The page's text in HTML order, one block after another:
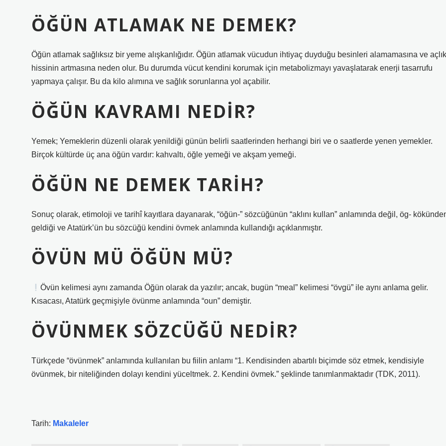
ÖĞÜN ATLAMAK NE DEMEK?
Öğün atlamak sağlıksız bir yeme alışkanlığıdır. Öğün atlamak vücudun ihtiyaç duyduğu besinleri alamamasına ve açlık
hissinin artmasına neden olur. Bu durumda vücut kendini korumak için metabolizmayı yavaşlatarak enerji tasarrufu
yapmaya çalışır. Bu da kilo alımına ve sağlık sorunlarına yol açabilir.
ÖĞÜN KAVRAMI NEDIR?
Yemek; Yemeklerin düzenli olarak yenildiği günün belirli saatlerinden herhangi biri ve o saatlerde yenen yemekler.
Birçok kültürde üç ana öğün vardır: kahvaltı, öğle yemeği ve akşam yemeği.
ÖĞÜN NE DEMEK TARIH?
Sonuç olarak, etimoloji ve tarihî kayıtlara dayanarak, “öğün-” sözcüğünün “aklını kullan” anlamında değil, ög-
geldiği ve Atatürk’ün bu sözcüğü kendini övmek anlamında kullandığı açıklanmıştır.
ÖVÜN MÜ ÖĞÜN MÜ?
Övün kelimesi aynı zamanda Öğün olarak da yazılır; ancak, bugün “meal” kelimesi “övgü” ile aynı anlama gelir.
Kısacası, Atatürk geçmişiyle övünme anlamında “oun” demiştir.
ÖVÜNMEK SÖZCÜĞÜ NEDIR?
Türkçede “övünmek” anlamında kullanılan bu fiilin anlamı “1. Kendisinden abartılı biçimde söz etmek, kendisiyle
övünmek, bir niteliğinden dolayı kendini yüceltmek. 2. Kendini övmek.” şeklinde tanımlanmaktadır (TDK, 2011).
Tarih: Makaleler